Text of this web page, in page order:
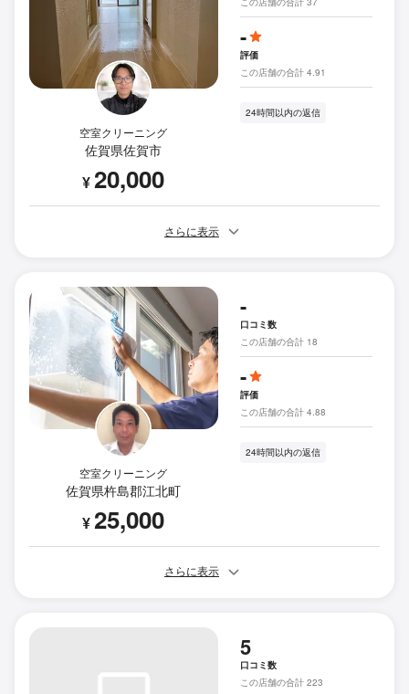
空室クリーニング
佐賀県佐賀市
¥20,000
-
評価
この店舗の合計 4.91
24時間以内の返信
さらに表示
空室クリーニング
佐賀県杵島郡江北町
¥25,000
-
口コミ数
この店舗の合計 18
-
評価
この店舗の合計 4.88
24時間以内の返信
さらに表示
5
口コミ数
この店舗の合計 223